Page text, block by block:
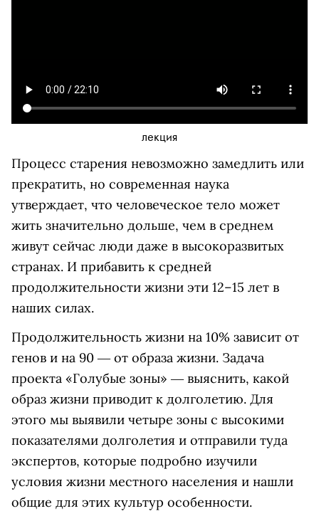
лекция
Процесс старения невозможно замедлить или
прекратить, но современная наука
утверждает, что человеческое тело может
жить значительно дольше, чем в среднем
живут сейчас люди даже в высокоразвитых
странах. И прибавить к средней
продолжительности жизни эти 12–15 лет в
наших силах.
Продолжительность жизни на 10% зависит от
генов и на 90 ― от образа жизни. Задача
проекта «Голубые зоны» ― выяснить, какой
образ жизни приводит к долголетию. Для
этого мы выявили четыре зоны с высокими
показателями долголетия и отправили туда
экспертов, которые подробно изучили
условия жизни местного населения и нашли
общие для этих культур особенности.